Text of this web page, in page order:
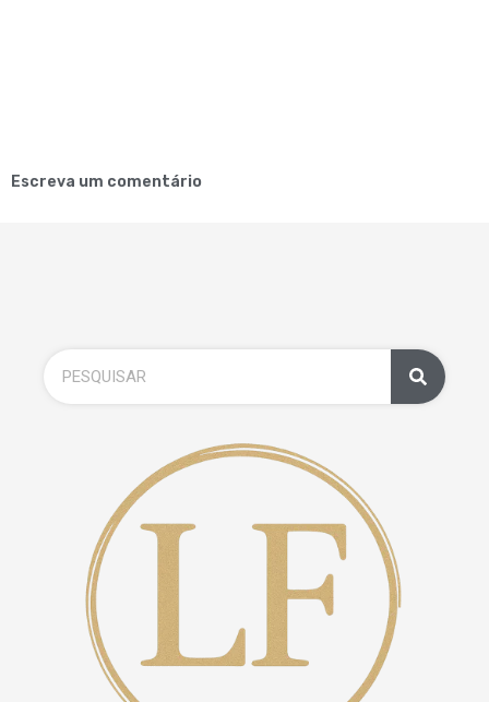
Escreva um comentário